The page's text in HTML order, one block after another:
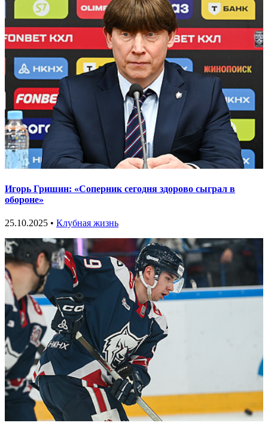
Игорь Гришин: «Соперник сегодня здорово сыграл в
обороне»
25.10.2025 • Клубная жизнь